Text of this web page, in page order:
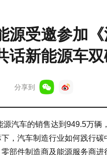
源受邀参加
话新能源车
分享到
源汽车的销售达到949.5万
，汽车制造行业如何践行
部件制造商及能源服务商